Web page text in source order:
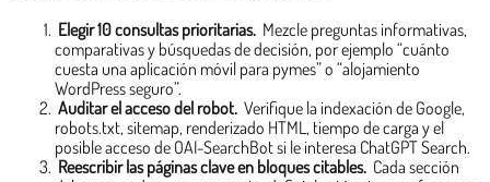
Elegir 10 consultas prioritarias. Mezcle preguntas informativas,
comparativas y búsquedas de decisión, por ejemplo “cuánto
cuesta una aplicación móvil para pymes” o “alojamiento
WordPress seguro”.
Auditar el acceso del robot. Verifique la indexación de Google,
robots.txt, sitemap, renderizado HTML, tiempo de carga y el
posible acceso de OAI-SearchBot si le interesa ChatGPT Search.
Reescribir las páginas clave en bloques citables. Cada sección